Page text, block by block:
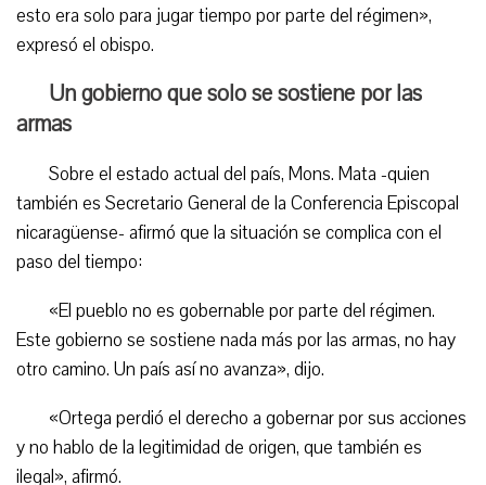
esto era solo para jugar tiempo por parte del régimen»,
expresó el obispo.
Un gobierno que solo se sostiene por las
armas
Sobre el estado actual del país, Mons. Mata -quien
también es Secretario General de la Conferencia Episcopal
nicaragüense- afirmó que la situación se complica con el
paso del tiempo:
«El pueblo no es gobernable por parte del régimen.
Este gobierno se sostiene nada más por las armas, no hay
otro camino. Un país así no avanza», dijo.
«Ortega perdió el derecho a gobernar por sus acciones
y no hablo de la legitimidad de origen, que también es
ilegal», afirmó.